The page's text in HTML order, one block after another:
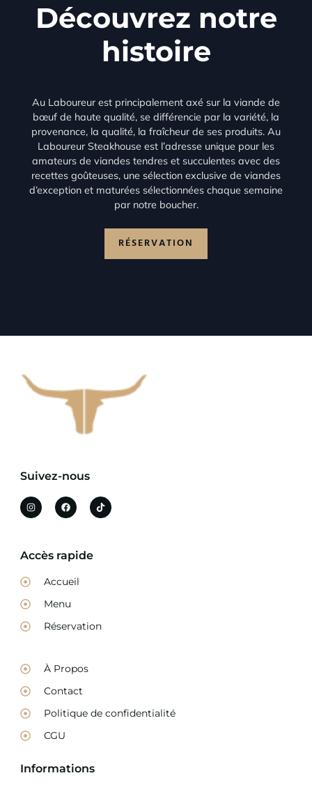
Découvrez notre
histoire
Au Laboureur est principalement axé sur la viande de
bœuf de haute qualité, se différencie par la variété, la
provenance, la qualité, la fraîcheur de ses produits. Au
Laboureur Steakhouse est l’adresse unique pour les
amateurs de viandes tendres et succulentes avec des
recettes goûteuses, une sélection exclusive de viandes
d’exception et maturées sélectionnées chaque semaine
par notre boucher.
RÉSERVATION
Suivez-nous
Accès rapide
Accueil
Menu
Réservation
À Propos
Contact
Politique de confidentialité
CGU
Informations